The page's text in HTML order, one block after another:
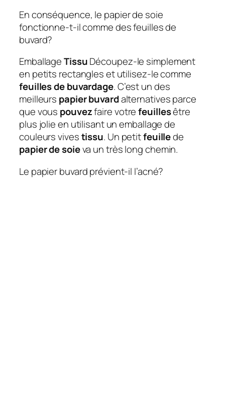
En conséquence, le papier de soie
fonctionne-t-il comme des feuilles de
buvard?
EmballageTissuDécoupez-le simplement
en petits rectangles et utilisez-le comme
feuilles de buvardage. C’est un des
meilleurs papier buvardalternatives parce
que vous pouvezfaire votrefeuillesêtre
plus jolie en utilisant un emballage de
couleurs vivestissu. Un petitfeuillede
papier de soieva un très long chemin.
Le papier buvard prévient-il l’acné?